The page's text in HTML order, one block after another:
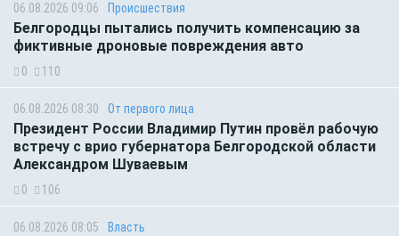
06.08.2026 09:06 Происшествия
Белгородцы пытались получить компенсацию за
фиктивные дроновые повреждения авто
0 110
06.08.2026 08:30 От первого лица
Президент России Владимир Путин провёл рабочую
встречу с врио губернатора Белгородской области
Александром Шуваевым
0 106
06.08.2026 08:05 Власть